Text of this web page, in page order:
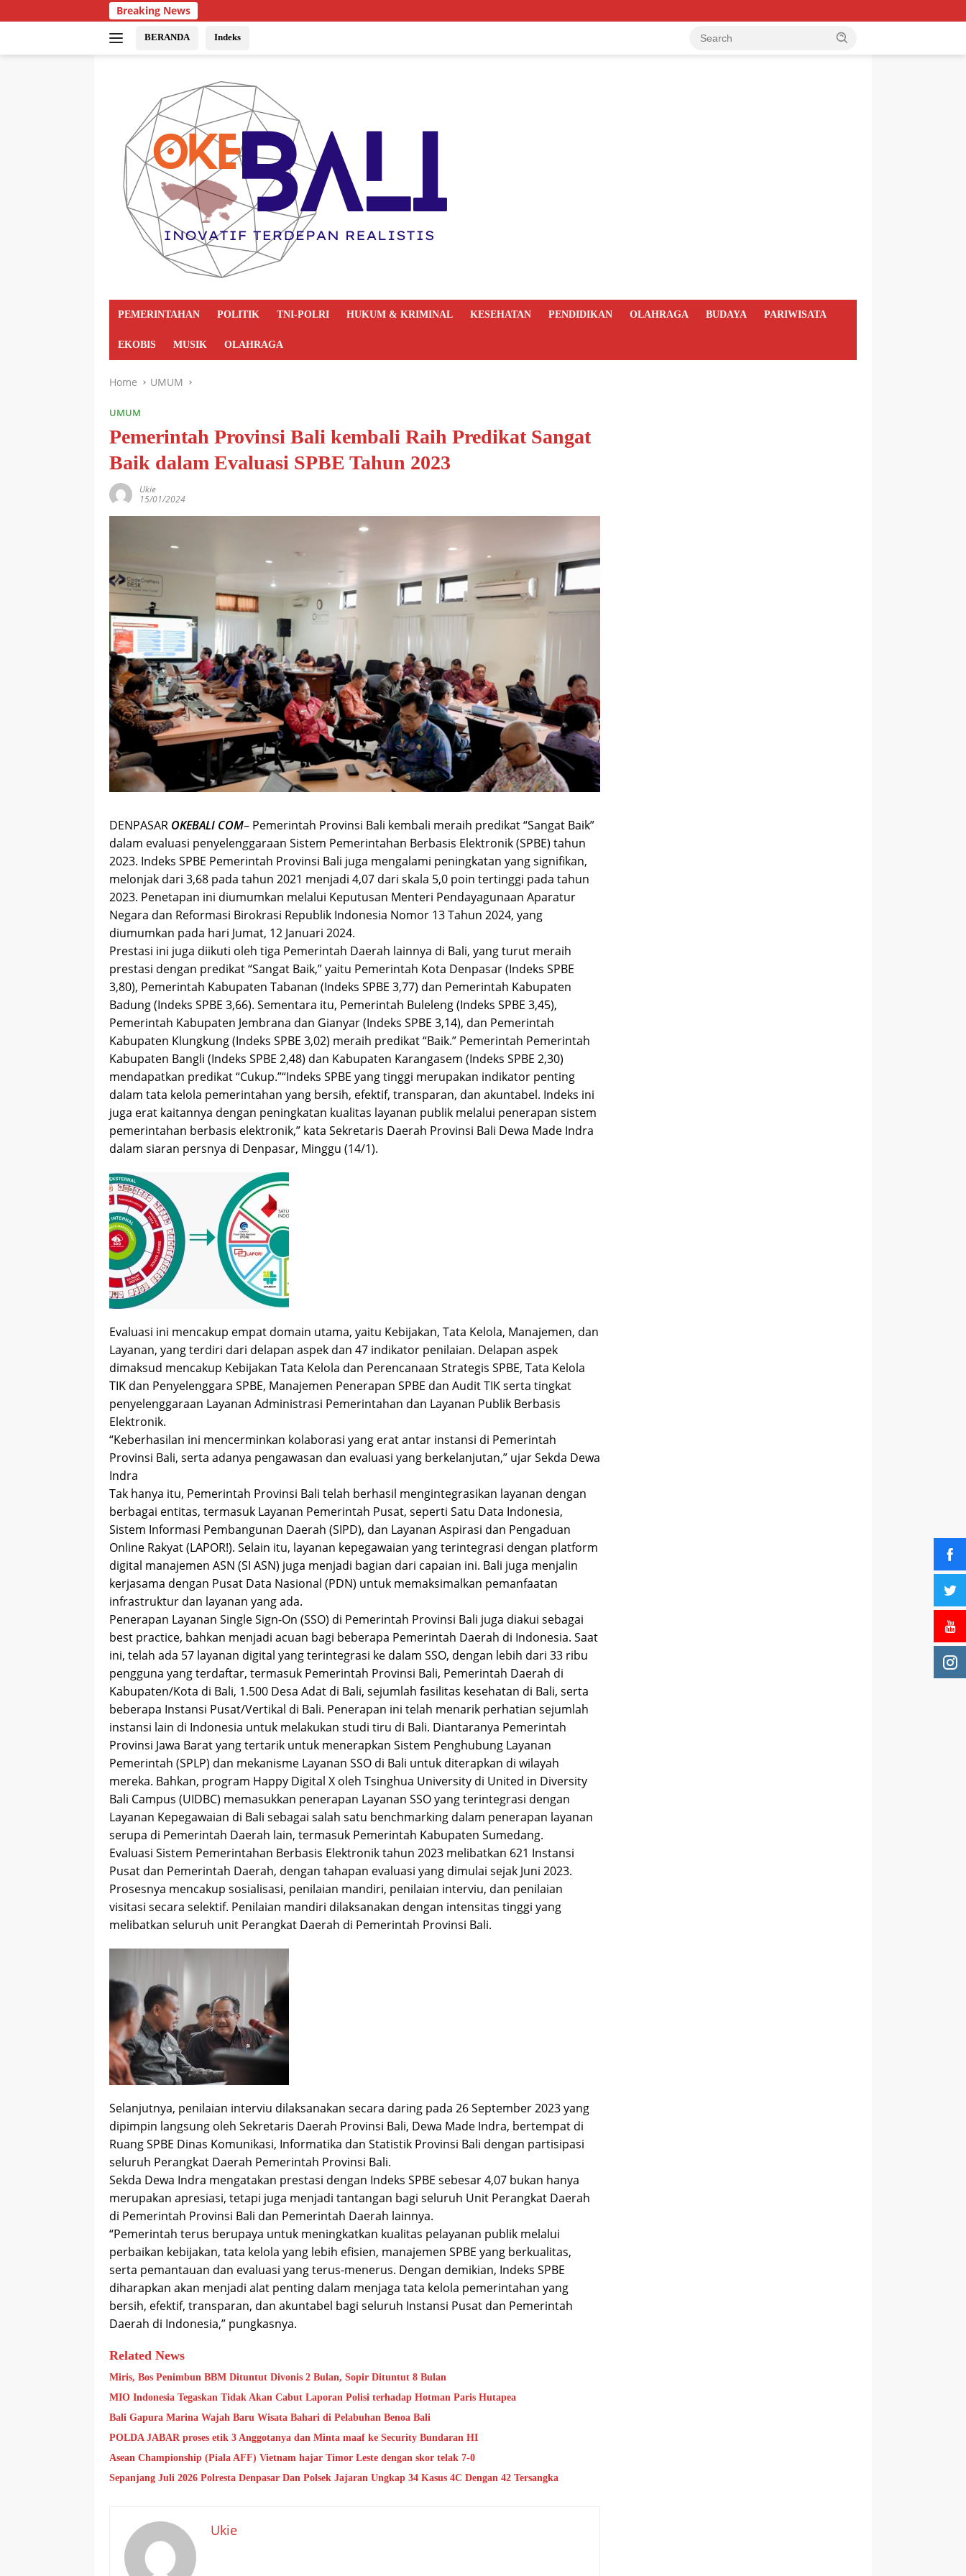
Breaking News
BERANDA Indeks
PEMERINTAHAN POLITIK TNI-POLRI HUKUM & KRIMINAL KESEHATAN PENDIDIKAN OLAHRAGA BUDAYA PARIWISATA
EKOBIS MUSIK OLAHRAGA
Home UMUM
UMUM
Pemerintah Provinsi Bali kembali Raih Predikat Sangat
Baik dalam Evaluasi SPBE Tahun 2023
Ukie
15/01/2024
DENPASAR OKEBALI COM– Pemerintah Provinsi Bali kembali meraih predikat “Sangat Baik”
dalam evaluasi penyelenggaraan Sistem Pemerintahan Berbasis Elektronik (SPBE) tahun
2023. Indeks SPBE Pemerintah Provinsi Bali juga mengalami peningkatan yang signifikan,
melonjak dari 3,68 pada tahun 2021 menjadi 4,07 dari skala 5,0 poin tertinggi pada tahun
2023. Penetapan ini diumumkan melalui Keputusan Menteri Pendayagunaan Aparatur
Negara dan Reformasi Birokrasi Republik Indonesia Nomor 13 Tahun 2024, yang
diumumkan pada hari Jumat, 12 Januari 2024.
Prestasi ini juga diikuti oleh tiga Pemerintah Daerah lainnya di Bali, yang turut meraih
prestasi dengan predikat “Sangat Baik,” yaitu Pemerintah Kota Denpasar (Indeks SPBE
3,80), Pemerintah Kabupaten Tabanan (Indeks SPBE 3,77) dan Pemerintah Kabupaten
Badung (Indeks SPBE 3,66). Sementara itu, Pemerintah Buleleng (Indeks SPBE 3,45),
Pemerintah Kabupaten Jembrana dan Gianyar (Indeks SPBE 3,14), dan Pemerintah
Kabupaten Klungkung (Indeks SPBE 3,02) meraih predikat “Baik.” Pemerintah Pemerintah
Kabupaten Bangli (Indeks SPBE 2,48) dan Kabupaten Karangasem (Indeks SPBE 2,30)
mendapatkan predikat “Cukup.”“Indeks SPBE yang tinggi merupakan indikator penting
dalam tata kelola pemerintahan yang bersih, efektif, transparan, dan akuntabel. Indeks ini
juga erat kaitannya dengan peningkatan kualitas layanan publik melalui penerapan sistem
pemerintahan berbasis elektronik,” kata Sekretaris Daerah Provinsi Bali Dewa Made Indra
dalam siaran persnya di Denpasar, Minggu (14/1).
Evaluasi ini mencakup empat domain utama, yaitu Kebijakan, Tata Kelola, Manajemen, dan
Layanan, yang terdiri dari delapan aspek dan 47 indikator penilaian. Delapan aspek
dimaksud mencakup Kebijakan Tata Kelola dan Perencanaan Strategis SPBE, Tata Kelola
TIK dan Penyelenggara SPBE, Manajemen Penerapan SPBE dan Audit TIK serta tingkat
penyelenggaraan Layanan Administrasi Pemerintahan dan Layanan Publik Berbasis
Elektronik.
“Keberhasilan ini mencerminkan kolaborasi yang erat antar instansi di Pemerintah
Provinsi Bali, serta adanya pengawasan dan evaluasi yang berkelanjutan,” ujar Sekda Dewa
Indra
Tak hanya itu, Pemerintah Provinsi Bali telah berhasil mengintegrasikan layanan dengan
berbagai entitas, termasuk Layanan Pemerintah Pusat, seperti Satu Data Indonesia,
Sistem Informasi Pembangunan Daerah (SIPD), dan Layanan Aspirasi dan Pengaduan
Online Rakyat (LAPOR!). Selain itu, layanan kepegawaian yang terintegrasi dengan platform
digital manajemen ASN (SI ASN) juga menjadi bagian dari capaian ini. Bali juga menjalin
kerjasama dengan Pusat Data Nasional (PDN) untuk memaksimalkan pemanfaatan
infrastruktur dan layanan yang ada.
Penerapan Layanan Single Sign-On (SSO) di Pemerintah Provinsi Bali juga diakui sebagai
best practice, bahkan menjadi acuan bagi beberapa Pemerintah Daerah di Indonesia. Saat
ini, telah ada 57 layanan digital yang terintegrasi ke dalam SSO, dengan lebih dari 33 ribu
pengguna yang terdaftar, termasuk Pemerintah Provinsi Bali, Pemerintah Daerah di
Kabupaten/Kota di Bali, 1.500 Desa Adat di Bali, sejumlah fasilitas kesehatan di Bali, serta
beberapa Instansi Pusat/Vertikal di Bali. Penerapan ini telah menarik perhatian sejumlah
instansi lain di Indonesia untuk melakukan studi tiru di Bali. Diantaranya Pemerintah
Provinsi Jawa Barat yang tertarik untuk menerapkan Sistem Penghubung Layanan
Pemerintah (SPLP) dan mekanisme Layanan SSO di Bali untuk diterapkan di wilayah
mereka. Bahkan, program Happy Digital X oleh Tsinghua University di United in Diversity
Bali Campus (UIDBC) memasukkan penerapan Layanan SSO yang terintegrasi dengan
Layanan Kepegawaian di Bali sebagai salah satu benchmarking dalam penerapan layanan
serupa di Pemerintah Daerah lain, termasuk Pemerintah Kabupaten Sumedang.
Evaluasi Sistem Pemerintahan Berbasis Elektronik tahun 2023 melibatkan 621 Instansi
Pusat dan Pemerintah Daerah, dengan tahapan evaluasi yang dimulai sejak Juni 2023.
Prosesnya mencakup sosialisasi, penilaian mandiri, penilaian interviu, dan penilaian
visitasi secara selektif. Penilaian mandiri dilaksanakan dengan intensitas tinggi yang
melibatkan seluruh unit Perangkat Daerah di Pemerintah Provinsi Bali.
Selanjutnya, penilaian interviu dilaksanakan secara daring pada 26 September 2023 yang
dipimpin langsung oleh Sekretaris Daerah Provinsi Bali, Dewa Made Indra, bertempat di
Ruang SPBE Dinas Komunikasi, Informatika dan Statistik Provinsi Bali dengan partisipasi
seluruh Perangkat Daerah Pemerintah Provinsi Bali.
Sekda Dewa Indra mengatakan prestasi dengan Indeks SPBE sebesar 4,07 bukan hanya
merupakan apresiasi, tetapi juga menjadi tantangan bagi seluruh Unit Perangkat Daerah
di Pemerintah Provinsi Bali dan Pemerintah Daerah lainnya.
“Pemerintah terus berupaya untuk meningkatkan kualitas pelayanan publik melalui
perbaikan kebijakan, tata kelola yang lebih efisien, manajemen SPBE yang berkualitas,
serta pemantauan dan evaluasi yang terus-menerus. Dengan demikian, Indeks SPBE
diharapkan akan menjadi alat penting dalam menjaga tata kelola pemerintahan yang
bersih, efektif, transparan, dan akuntabel bagi seluruh Instansi Pusat dan Pemerintah
Daerah di Indonesia,” pungkasnya.
Related News
Miris, Bos Penimbun BBM Dituntut Divonis 2 Bulan, Sopir Dituntut 8 Bulan
MIO Indonesia Tegaskan Tidak Akan Cabut Laporan Polisi terhadap Hotman Paris Hutapea
Bali Gapura Marina Wajah Baru Wisata Bahari di Pelabuhan Benoa Bali
POLDA JABAR proses etik 3 Anggotanya dan Minta maaf ke Security Bundaran HI
Asean Championship (Piala AFF) Vietnam hajar Timor Leste dengan skor telak 7-0
Sepanjang Juli 2026 Polresta Denpasar Dan Polsek Jajaran Ungkap 34 Kasus 4C Dengan 42 Tersangka
Ukie